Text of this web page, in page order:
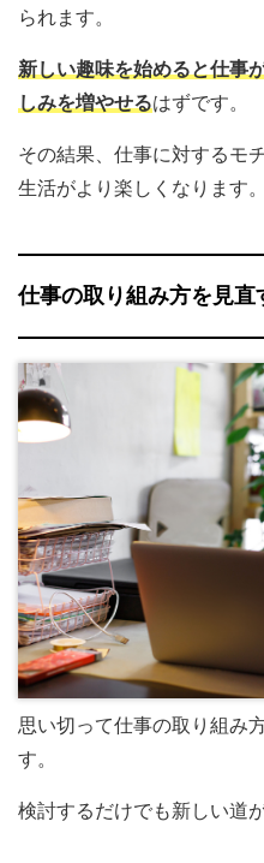
られます。
新しい趣味を始めると仕事
しみを増やせるはずです。
その結果、仕事に対するモ
生活がより楽しくなります。
仕事の取り組み方を見直
思い切って仕事の取り組み
す。
検討するだけでも新しい道